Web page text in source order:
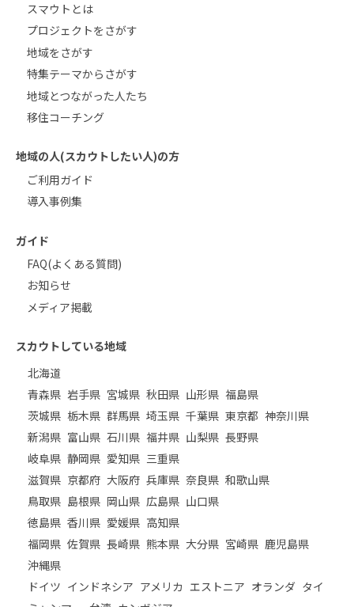
スマウトとは
プロジェクトをさがす
地域をさがす
特集テーマからさがす
地域とつながった人たち
移住コーチング
地域の人(スカウトしたい人)の方
ご利用ガイド
導入事例集
ガイド
FAQ(よくある質問)
お知らせ
メディア掲載
スカウトしている地域
北海道
青森県 岩手県 宮城県 秋田県 山形県 福島県
茨城県 栃木県 群馬県 埼玉県 千葉県 東京都 神奈川県
新潟県 富山県 石川県 福井県 山梨県 長野県
岐阜県 静岡県 愛知県 三重県
滋賀県 京都府 大阪府 兵庫県 奈良県 和歌山県
鳥取県 島根県 岡山県 広島県 山口県
徳島県 香川県 愛媛県 高知県
福岡県 佐賀県 長崎県 熊本県 大分県 宮崎県 鹿児島県
沖縄県
ドイツ インドネシア アメリカ エストニア オランダ タイ